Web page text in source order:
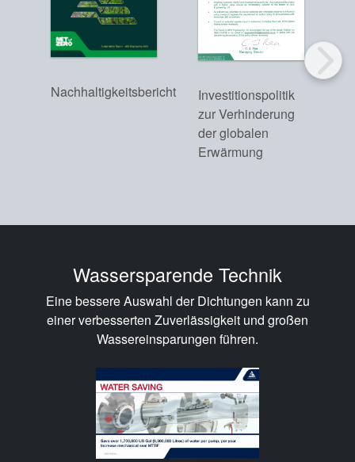
Akademie
Nachhaltigkeitsbericht
Investitionspolitik
zur Verhinderung
der globalen
Erwärmung
Wassersparende Technik
Eine bessere Auswahl der Dichtungen kann zu
einer verbesserten Zuverlässigkeit und großen
Wassereinsparungen führen.